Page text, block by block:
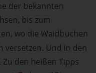
der bekannten
bis zum
wo die Waidbuchen
versetzen. Und in den
den heißen Tipps